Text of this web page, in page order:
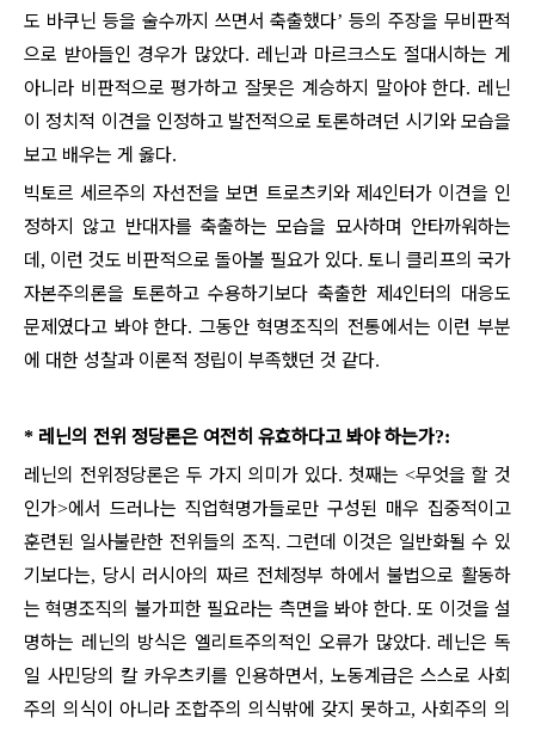
도 바쿠닌 등을 술수까지 쓰면서 축출했다’등의 주장을 무비판적
으로 받아들인 경우가 많았다. 레닌과 마르크스도 절대시하는 게
아니라 비판적으로 평가하고 잘못은 계승하지 말아야 한다. 레닌
이 정치적 이견을 인정하고 발전적으로 토론하려던 시기와 모습을
보고 배우는 게 옳다.
빅토르 세르주의 자선전을 보면 트로츠키와 제4인터가 이견을 인
정하지 않고 반대자를 축출하는 모습을 묘사하며 안타까워하는
데, 이런 것도 비판적으로 돌아볼 필요가 있다. 토니 클리프의 국가
자본주의론을 토론하고 수용하기보다 축출한 제4인터의 대응도
문제였다고 봐야 한다.그동안 혁명조직의 전통에서는 이런 부분
에 대한 성찰과 이론적 정립이 부족했던 것 같다.
* 레닌의 전위 정당론은 여전히 유효하다고 봐야 하는가?:
레닌의 전위정당론은 두 가지 의미가 있다. 첫째는 <무엇을 할 것
인가>에서 드러나는 직업혁명가들로만 구성된 매우 집중적이고
훈련된 일사불란한 전위들의 조직. 그런데 이것은 일반화될 수 있
기보다는, 당시 러시아의 짜르 전체정부 하에서 불법으로 활동하
는 혁명조직의 불가피한 필요라는 측면을 봐야 한다.또 이것을 설
명하는 레닌의 방식은 엘리트주의적인 오류가 많았다. 레닌은 독
일 사민당의 칼 카우츠키를 인용하면서, 노동계급은 스스로 사회
주의 의식이 아니라 조합주의 의식밖에 갖지 못하고, 사회주의 의